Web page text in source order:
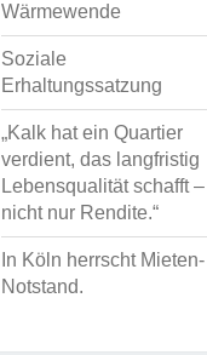
Wärmewende
Soziale
Erhaltungssatzung
„Kalk hat ein Quartier
verdient, das langfristig
Lebensqualität schafft –
nicht nur Rendite.“
In Köln herrscht Mieten-
Notstand.